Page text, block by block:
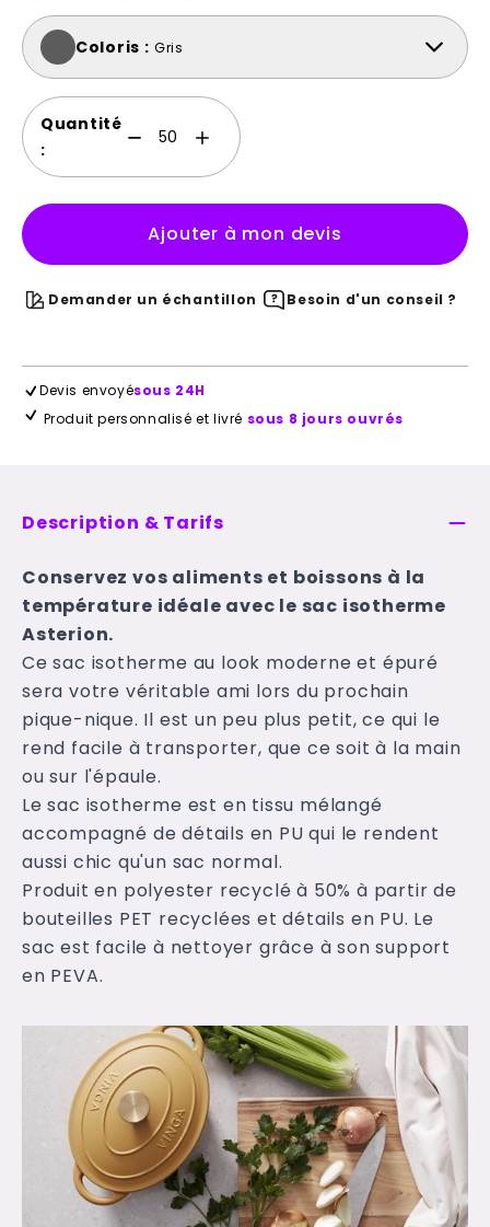
Coloris : Gris
Quantité
:
Ajouter à mon devis
Demander un échantillon Besoin d'un conseil ?
Devis envoyésous 24H
Produit personnalisé et livré sous 8 jours ouvrés
Description & Tarifs
Conservez vos aliments et boissons à la
température idéale avec le sac isotherme
Asterion.
Ce sac isotherme au look moderne et épuré
sera votre véritable ami lors du prochain
pique-nique. Il est un peu plus petit, ce qui le
rend facile à transporter, que ce soit à la main
ou sur l'épaule.
Le sac isotherme est en tissu mélangé
accompagné de détails en PU qui le rendent
aussi chic qu'un sac normal.
Produit en polyester recyclé à 50% à partir de
bouteilles PET recyclées et détails en PU. Le
sac est facile à nettoyer grâce à son support
en PEVA.